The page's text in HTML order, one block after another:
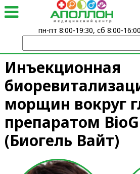
Инъекционная
морщин вокруг
препаратом
(Биогель Вайт)
пн-пт 8:00-19:30, сб 8:00-